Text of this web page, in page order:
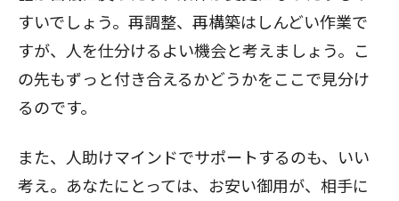
すいでしょう。再調整、再構築はしんどい作業で
すが、人を仕分けるよい機会と考えましょう。こ
の先もずっと付き合えるかどうかをここで見分け
るのです。
また、人助けマインドでサポートするのも、いい
考え。あなたにとっては、お安い御用が、相手に